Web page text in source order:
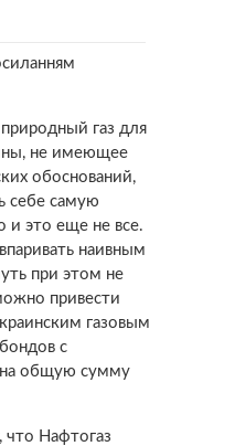
газ для
не имеющее
обоснований,
себе самую
и это еще не все.
наивным
при этом не
привести
газовым
с
на общую сумму
что Нафтогаз